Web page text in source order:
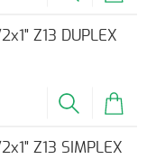
Z13 DUPLEX
Z13 SIMPLEX